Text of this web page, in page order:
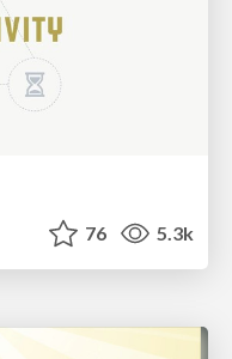
76 5.3k